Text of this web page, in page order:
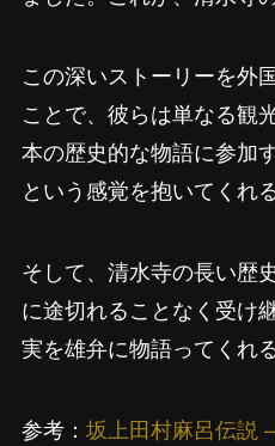
この深いストーリーを外
ことで、彼らは単なる観
本の歴史的な物語に参加
という感覚を抱いてくれ
そして、清水寺の長い歴
に途切れることなく受け
実を雄弁に物語ってくれ
参考： 坂上田村麻呂伝説